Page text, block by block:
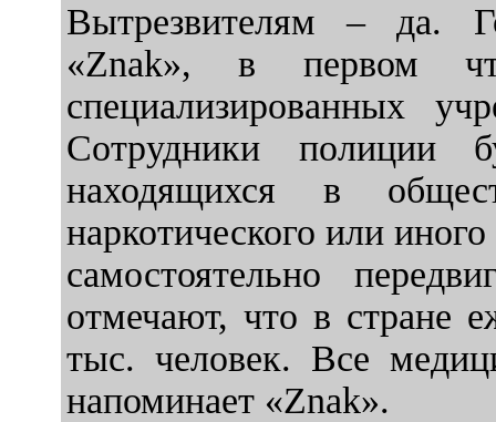
Вытрезвителям – да.
«Znak», в первом
специализированных
Сотрудники полиции
находящихся в
наркотического или
самостоятельно
отмечают, что в стране
тыс. человек. Все
напоминает «Znak».